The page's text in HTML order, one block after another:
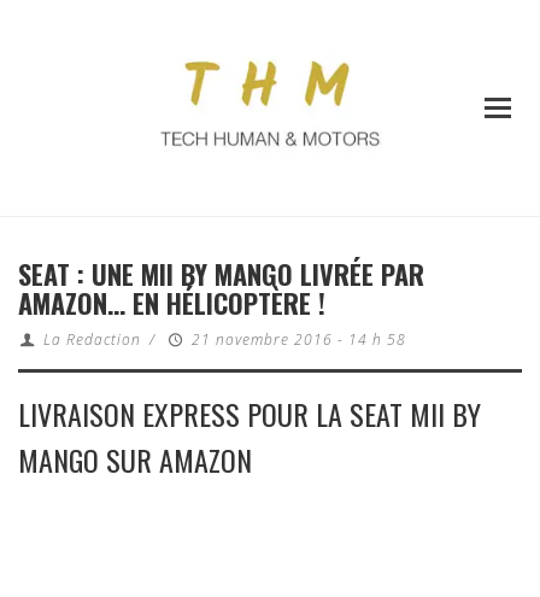
SEAT : UNE MII BY MANGO LIVRÉE PAR
AMAZON… EN HÉLICOPTÈRE !
La Redaction / 21 novembre 2016 - 14 h 58
LIVRAISON EXPRESS POUR LA SEAT MII BY
MANGO SUR AMAZON